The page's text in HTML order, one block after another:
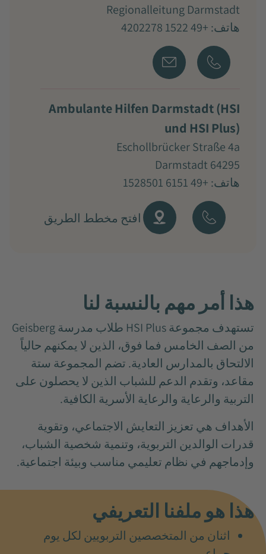
Regionalleitung Darmstadt
هاتف: +49 1522 4202278
Ambulante Hilfen Darmstadt (HSI
und HSI Plus)
Eschollbrücker Straße 4a
64295 Darmstadt
هاتف: +49 6151 1528501
افتح مخطط الطريق
هذا أمر مهم بالنسبة لنا
تستهدف مجموعة HSI Plus طلاب مدرسة Geisberg
من الصف الخامس فما فوق، الذين لا يمكنهم حالياً
الالتحاق بالمدارس العادية. تضم المجموعة ستة
مقاعد، وتقدم الدعم للشباب الذين لا يحصلون على
التربية والرعاية والرعاية الأسرية الكافية.
الأهداف هي تعزيز التعايش الاجتماعي، وتقوية
قدرات الوالدين التربوية، وتنمية شخصية الشباب،
وإدماجهم في نظام تعليمي مناسب وبيئة اجتماعية.
هذا هو ملفنا التعريفي
اثنان من المتخصصين التربويين لكل يوم